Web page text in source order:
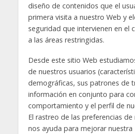
diseño de contenidos que el
primera visita a nuestro Web y
seguridad que intervienen en el
a las áreas restringidas.
Desde este sitio Web
de nuestros usuarios
demográficas, sus patrones de
información en conjunto para
comportamiento y el perfil de
El rastreo de las preferencias
nos ayuda para mejorar nuestra